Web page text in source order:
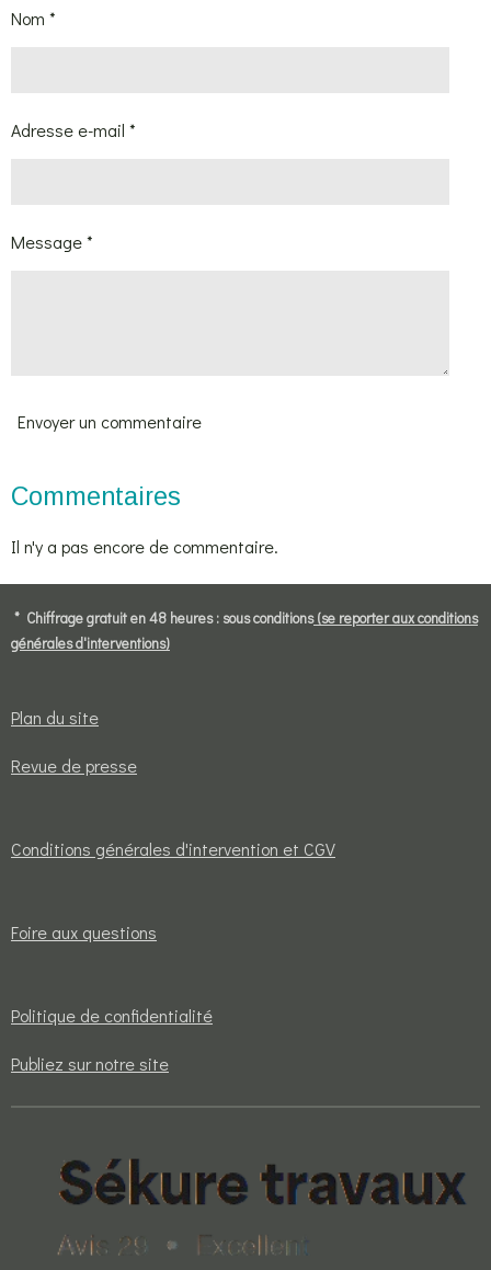
e
r
Nom *
Adresse e-mail *
Message *
Envoyer un commentaire
Commentaires
Il n'y a pas encore de commentaire.
* Chiffrage gratuit en 48 heures : sous conditions(se reporter aux conditions
générales d'interventions)
Plan du site
Revue de presse
Conditions générales d'intervention et CGV
Foire aux questions
Politique de confidentialité
Publiez sur notre site